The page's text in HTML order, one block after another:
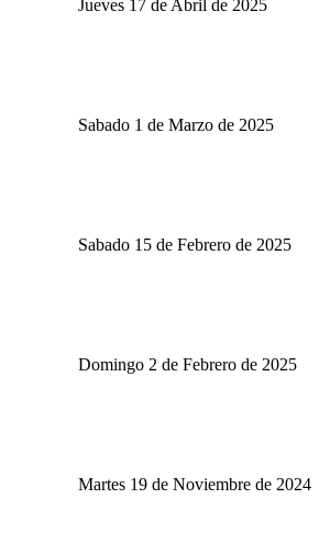
Jueves 17 de Abril de 2025
Sabado 1 de Marzo de 2025
Sabado 15 de Febrero de 2025
Domingo 2 de Febrero de 2025
Martes 19 de Noviembre de 2024